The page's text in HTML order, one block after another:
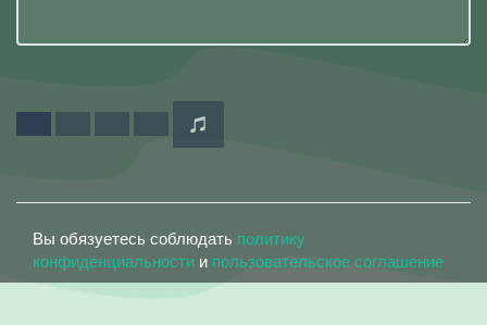
Вы обязуетесь соблюдать политику
конфиденциальности и пользовательское соглашение